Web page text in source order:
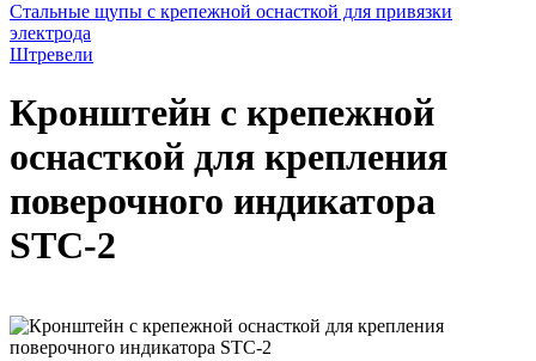
Стальные щупы с крепежной оснасткой для привязки
электрода
Штревели
Кронштейн с крепежной
оснасткой для крепления
поверочного индикатора
STC-2